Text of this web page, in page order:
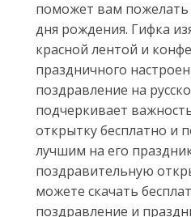
поможет вам пожелать
дня рождения. Гифка
красной лентой и
праздничного
поздравление на
подчеркивает
открытку бесплатно и
лучшим на его
поздравительную
можете скачать
поздравление и